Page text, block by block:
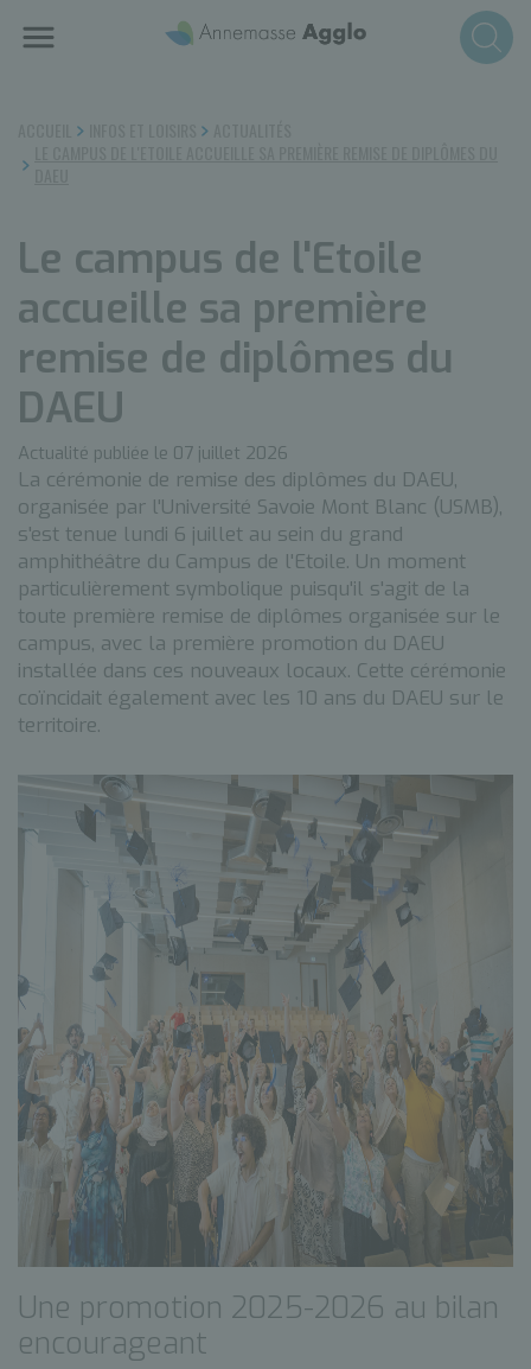
Le campus de l'Etoile
accueille sa première
remise de diplômes du
DAEU
Actualité publiée le 07 juillet 2026
La cérémonie de remise des diplômes du DAEU,
organisée par l'Université Savoie Mont Blanc (USMB),
s'est tenue lundi 6 juillet au sein du grand
amphithéâtre du Campus de l'Etoile. Un moment
particulièrement symbolique puisqu'il s'agit de la
toute première remise de diplômes organisée sur le
campus, avec la première promotion du DAEU
installée dans ces nouveaux locaux. Cette cérémonie
coïncidait également avec les 10 ans du DAEU sur le
territoire.
Une promotion 2025-2026 au bilan
encourageant